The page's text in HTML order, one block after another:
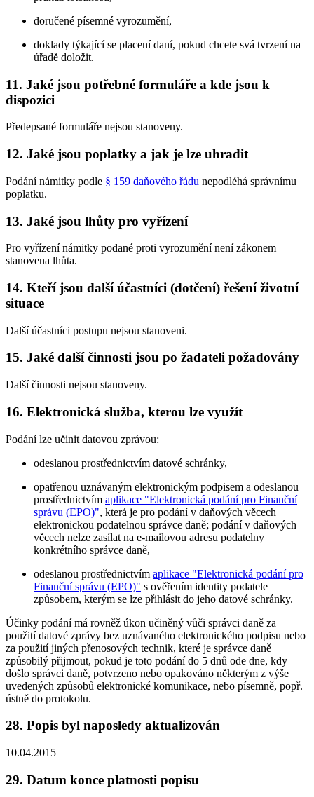
doručené písemné vyrozumění,
doklady týkající se placení daní, pokud chcete svá tvrzení na
úřadě doložit.
11. Jaké jsou potřebné formuláře a kde jsou k
dispozici
Předepsané formuláře nejsou stanoveny.
12. Jaké jsou poplatky a jak je lze uhradit
Podání námitky podle § 159 daňového řádu nepodléhá správnímu
poplatku.
13. Jaké jsou lhůty pro vyřízení
Pro vyřízení námitky podané proti vyrozumění není zákonem
stanovena lhůta.
14. Kteří jsou další účastníci (dotčení) řešení životní
situace
Další účastníci postupu nejsou stanoveni.
15. Jaké další činnosti jsou po žadateli požadovány
Další činnosti nejsou stanoveny.
16. Elektronická služba, kterou lze využít
Podání lze učinit datovou zprávou:
odeslanou prostřednictvím datové schránky,
opatřenou uznávaným elektronickým podpisem a odeslanou
prostřednictvím aplikace "Elektronická podání pro Finanční
správu (EPO)", která je pro podání v daňových věcech
elektronickou podatelnou správce daně; podání v daňových
věcech nelze zasílat na e-mailovou adresu podatelny
konkrétního správce daně,
odeslanou prostřednictvím aplikace "Elektronická podání pro
Finanční správu (EPO)" s ověřením identity podatele
způsobem, kterým se lze přihlásit do jeho datové schránky.
Účinky podání má rovněž úkon učiněný vůči správci daně za
použití datové zprávy bez uznávaného elektronického podpisu nebo
za použití jiných přenosových technik, které je správce daně
způsobilý přijmout, pokud je toto podání do 5 dnů ode dne, kdy
došlo správci daně, potvrzeno nebo opakováno některým z výše
uvedených způsobů elektronické komunikace, nebo písemně, popř.
ústně do protokolu.
28. Popis byl naposledy aktualizován
10.04.2015
29. Datum konce platnosti popisu